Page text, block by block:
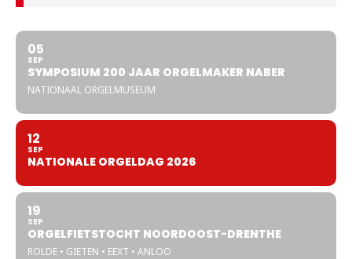
05
SEP
SYMPOSIUM 200 JAAR ORGELMAKER NABER
NATIONAAL ORGELMUSEUM
12
SEP
NATIONALE ORGELDAG 2026
19
SEP
ORGELFIETSTOCHT NOORDOOST-DRENTHE
ROLDE • GIETEN • EEXT • ANLOO